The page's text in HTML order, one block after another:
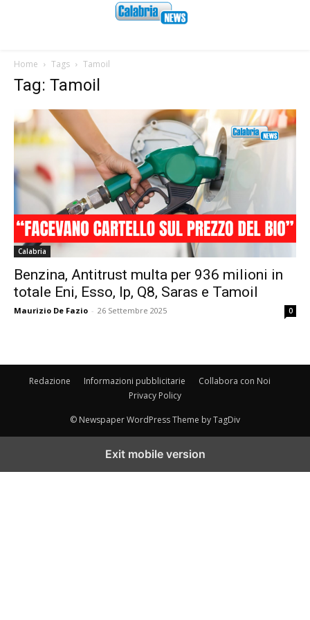
Home Tags Tamoil
Tag: Tamoil
Calabria
Benzina, Antitrust multa per 936 milioni in
totale Eni, Esso, Ip, Q8, Saras e Tamoil
Maurizio De Fazio - 26 Settembre 2025 0
Redazione Informazioni pubblicitarie
Collabora con Noi
Privacy Policy
© Newspaper WordPress Theme by TagDiv
Exit mobile version